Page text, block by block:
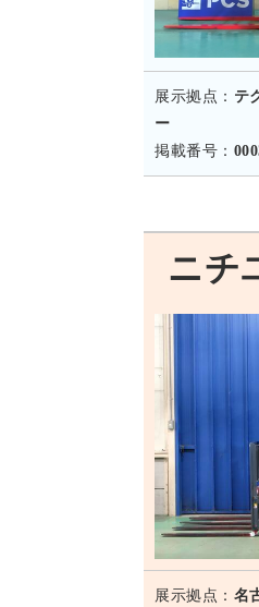
展示拠点： テ
ー
掲載番号：
ニチ
展示拠点： 名